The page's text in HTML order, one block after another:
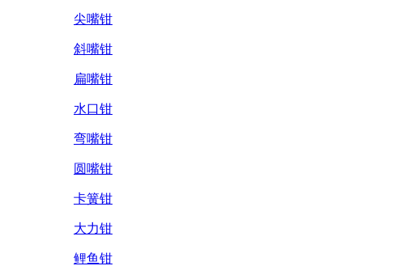
尖嘴钳
斜嘴钳
扁嘴钳
水口钳
弯嘴钳
圆嘴钳
卡簧钳
大力钳
鲤鱼钳